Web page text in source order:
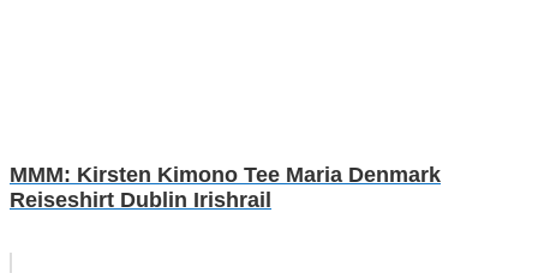
MMM: Kirsten Kimono Tee Maria Denmark
Reiseshirt Dublin Irishrail